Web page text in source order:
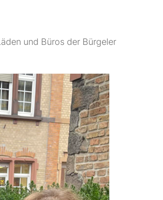
und Büros der Bürgeler